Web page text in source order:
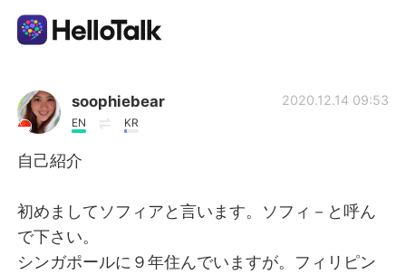
Appli d'échange linguistique
AI Grammar Checker
soophiebear
EN KR
2020.12.14 09:53
自己紹介
初めましてソフィアと言います。ソフィ－と呼ん
で下さい。
シンガポールに９年住んでいますが。フィリピン